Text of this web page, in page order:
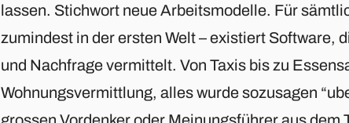
lassen. Stichwort neue Arbeitsmodelle. Für
zumindest in der ersten Welt – existiert Software,
und Nachfrage vermittelt. Von Taxis bis zu
Wohnungsvermittlung, alles wurde sozusagen